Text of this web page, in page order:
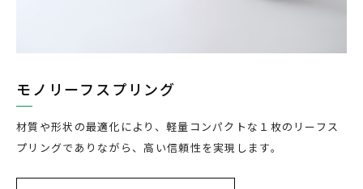
モノリーフスプリング
材質や形状の最適化により、軽量コンパクトな１枚のリーフス
プリングでありながら、高い信頼性を実現します。